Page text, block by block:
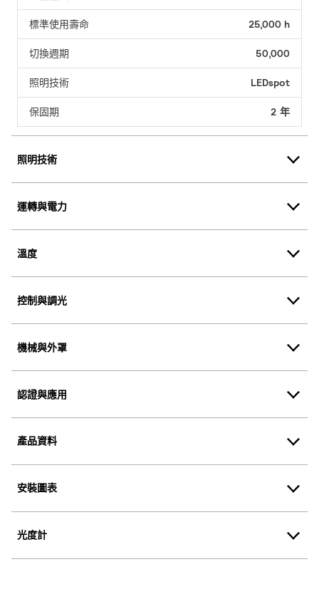
標準使用壽命 25,000 h
切換週期 50,000
照明技術 LEDspot
保固期 2 年
照明技術
運轉與電力
溫度
控制與調光
機械與外罩
認證與應用
產品資料
安裝圖表
光度計